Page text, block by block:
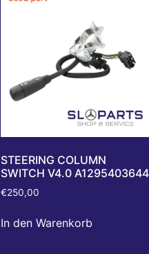
STEERING COLUMN
SWITCH V4.0 A1295403644
€250,00
In den Warenkorb